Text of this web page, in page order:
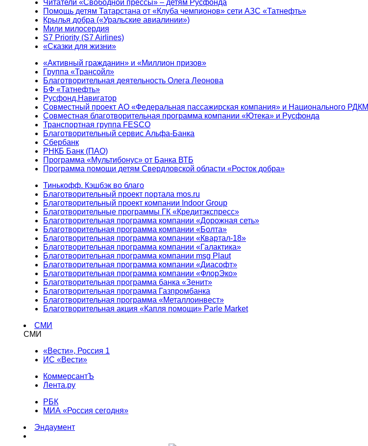
Читатели «Свободной прессы» – детям Русфонда
Помощь детям Татарстана от «Клуба чемпионов» сети АЗС «Татнефть»
Крылья добра («Уральские авиалинии»)
Мили милосердия
S7 Priority (S7 Airlines)
«Сказки для жизни»
«Активный гражданин» и «Миллион призов»
Группа «Трансойл»
Благотворительная деятельность Олега Леонова
БФ «Татнефть»
Русфонд.Навигатор
Совместный проект АО «Федеральная пассажирская компания» и Национального РДКМ
Совместная благотворительная программа компании «Ютека» и Русфонда
Транспортная группа FESCO
Благотворительный сервис Альфа-Банка
Сбербанк
РНКБ Банк (ПАО)
Программа «Мультибонус» от Банка ВТБ
Программа помощи детям Свердловской области «Росток добра»
Тинькофф. Кэшбэк во благо
Благотворительный проект портала mos.ru
Благотворительный проект компании Indoor Group
Благотворительные программы ГК «Кредитэкспресс»
Благотворительная программа компании «Дорожная сеть»
Благотворительная программа компании «Болта»
Благотворительная программа компании «Квартал-18»
Благотворительная программа компании «Галактика»
Благотворительная программа компании msg Plaut
Благотворительная программа компании «Диасофт»
Благотворительная программа компании «ФлорЭко»
Благотворительная программа банка «Зенит»
Благотворительная программа Газпромбанка
Благотворительная программа «Металлоинвест»
Благотворительная акция «Капля помощи» Parle Market
СМИ
СМИ
«Вести», Россия 1
ИС «Вести»
КоммерсантЪ
Лента.ру
РБК
МИА «Россия сегодня»
Эндаумент